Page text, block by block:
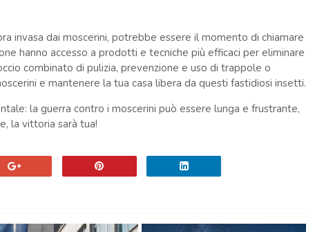
invasa dai moscerini, potrebbe essere il momento di chiamare
hanno accesso a prodotti e tecniche più efficaci per eliminare
combinato di pulizia, prevenzione e uso di trappole o
e mantenere la tua casa libera da questi fastidiosi insetti.
la guerra contro i moscerini può essere lunga e frustrante,
la vittoria sarà tua!